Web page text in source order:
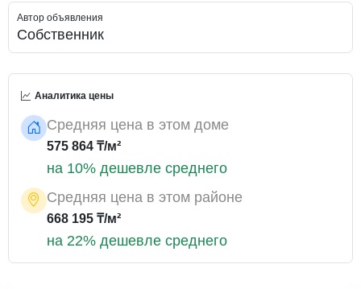
• Алматы Арена.
Автор объявления
Собственник
Аналитика цены
Средняя цена в этом доме
575 864 ₸/м²
на 10% дешевле среднего
Средняя цена в этом районе
668 195 ₸/м²
на 22% дешевле среднего